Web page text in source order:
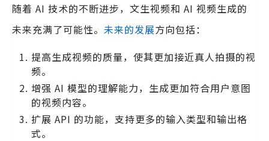
随着 AI 技术的不断进步，文生视频和 AI 视频生成的
未来充满了可能性。 未来的发展方向包括：
提高生成视频的质量，使其更加接近真人拍摄的视
频。
增强 AI 模型的理解能力，生成更加符合用户意图
的视频内容。
扩展 API 的功能，支持更多的输入类型和输出格
式。